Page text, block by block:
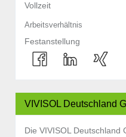
Vollzeit
Arbeitsverhältnis
Festanstellung
VIVISOL Deutschland
Die VIVISOL Deutschland